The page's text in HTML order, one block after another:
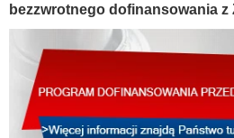
bezzwrotnego dofinansowania z